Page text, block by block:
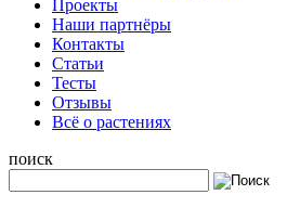
Проекты
Наши партнёры
Контакты
Статьи
Тесты
Отзывы
Всё о растениях
поиск